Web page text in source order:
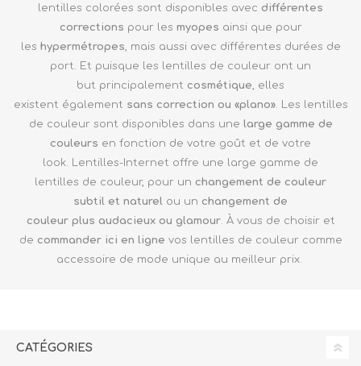
lentilles colorées sont disponibles avec différentes
corrections pour les myopes ainsi que pour
les hypermétropes, mais aussi avec différentes durées de
port. Et puisque les lentilles de couleur ont un
but principalement cosmétique, elles
existent également sans correction ou «plano». Les lentilles
de couleur sont disponibles dans une large gamme de
couleurs en fonction de votre goût et de votre
look. Lentilles-Internet offre une large gamme de
lentilles de couleur, pour un changement de couleur
subtil et naturel ou un changement de
couleurplus audacieux ou glamour. À vous de choisir et
de commanderici en ligne vos lentilles de couleur comme
accessoire de mode unique au meilleur prix.
CATÉGORIES